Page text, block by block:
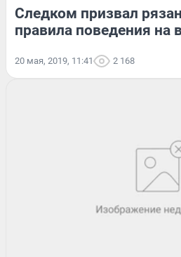
Следком призвал
правила поведения на
20 мая, 2019, 11:41 2 168